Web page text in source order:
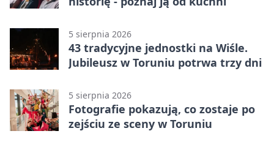
5 sierpnia 2026
43 tradycyjne jednostki na Wiśle.
Jubileusz w Toruniu potrwa trzy dni
5 sierpnia 2026
Fotografie pokazują, co zostaje po
zejściu ze sceny w Toruniu